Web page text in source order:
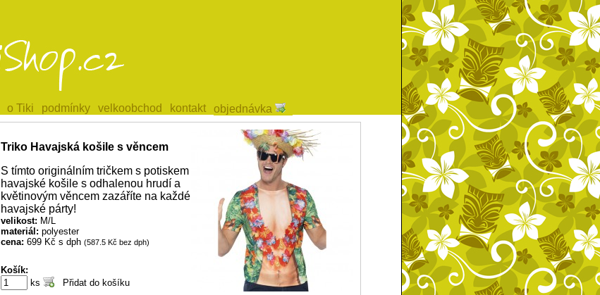
o Tiki
o Tiki podmínky
podmínky velkoobchod
velkoobchod kontakt
kontakt objednávka
objednávka
Triko Havajská košile s věncem
S tímto originálním tričkem s potiskem
havajské košile s odhalenou hrudí a
květinovým věncem zazáříte na každé
havajské párty!
velikost: M/L
materiál: polyester
cena: 699 Kč s dph (587.5 Kč bez dph)
Košík:
ks